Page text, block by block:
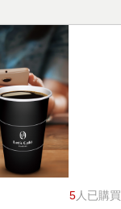
5人已購買